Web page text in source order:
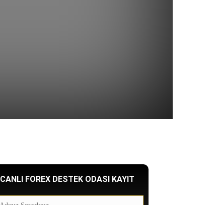
CANLI FOREX DESTEK ODASI KAYIT